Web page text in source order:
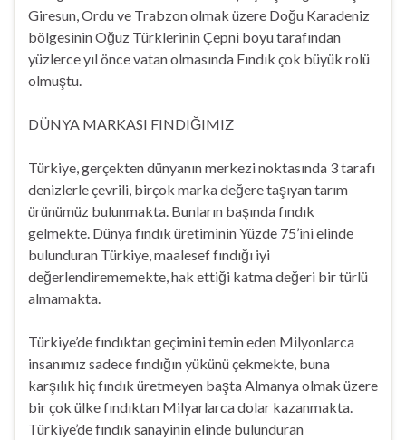
Giresun, Ordu ve Trabzon olmak üzere Doğu Karadeniz
bölgesinin Oğuz Türklerinin Çepni boyu tarafından
yüzlerce yıl önce vatan olmasında Fındık çok büyük rolü
olmuştu.
DÜNYA MARKASI FINDIĞIMIZ
Türkiye, gerçekten dünyanın merkezi noktasında 3 tarafı
denizlerle çevrili, birçok marka değere taşıyan tarım
ürünümüz bulunmakta. Bunların başında fındık
gelmekte. Dünya fındık üretiminin Yüzde 75’ini elinde
bulunduran Türkiye, maalesef fındığı iyi
değerlendirememekte, hak ettiği katma değeri bir türlü
almamakta.
Türkiye’de fındıktan geçimini temin eden Milyonlarca
insanımız sadece fındığın yükünü çekmekte, buna
karşılık hiç fındık üretmeyen başta Almanya olmak üzere
bir çok ülke fındıktan Milyarlarca dolar kazanmakta.
Türkiye’de fındık sanayinin elinde bulunduran